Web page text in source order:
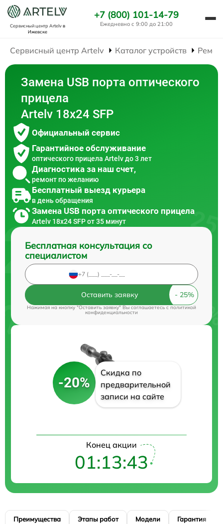
Сервисный центр Artelvв
Ижевске
+7 (800) 101-14-79
Ежедневно с 9:00 до 21:00
Сервисный центр Artelv Каталог устройств
Замена USB порта оптического
прицела
Artelv 18x24 SFP
Официальный сервис
Гарантийное обслуживание
оптического прицела Artelv до 3 лет
Диагностика за наш счет,
ремонт по желанию
Бесплатный выезд курьера
в день обращения
Замена USB порта оптического прицела
Artelv 18x24 SFP от 35 минут
Бесплатная консультация со
специалистом
Оставить заявку
Нажимая на кнопку "Оставить заявку" Вы соглашаетесь cполитикой
конфиденциальности
-20%
Скидка по
предварительной
записи на сайте
Конец акции
01:13:42
Преимущества Этапы работ Модели Гарантия